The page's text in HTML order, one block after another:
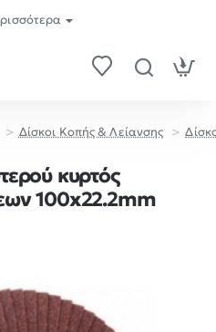
Δίσκοι Κοπής & Λείανσης
κυρτός
100x22.2mm